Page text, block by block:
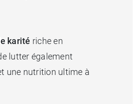
karité riche en
lutter également
une nutrition ultime à